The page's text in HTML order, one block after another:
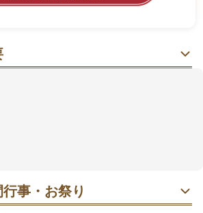
に立ち寄りやすいのも魅力です。
事・お祭り